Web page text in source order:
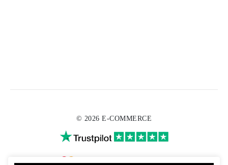
© 2026 E-COMMERCE